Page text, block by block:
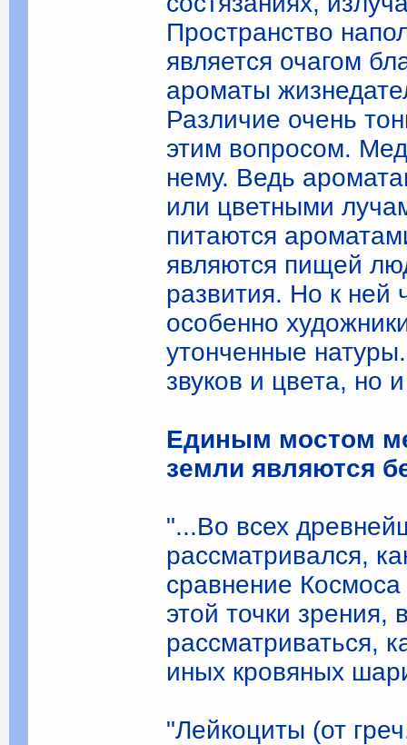
Пространство
является очагом
ароматы
Различие очень
этим вопросом.
нему. Ведь
или цветными
питаются
являются пищей
развития. Но к ней
особенно
утонченные
звуков и цвета, но
Единым мостом
земли являются
"...Во всех
рассматривался,
сравнение
этой точки зрения,
рассматриваться,
иных кровяных
"Лейкоциты (от